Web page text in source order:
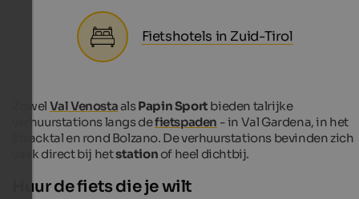
Fietshotels in Zuid-Tirol
Zowel Val VenostaalsPapin Sport bieden talrijke
verhuurstations langs defietspaden - in Val Gardena, in het
Eisacktal en rond Bolzano. De verhuurstations bevinden zich
vaak direct bij hetstation of heel dichtbij.
Huur de fiets die je wilt